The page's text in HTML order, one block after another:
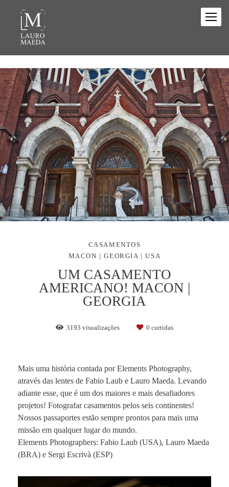
CASAMENTOS
MACON | GEORGIA | USA
UM CASAMENTO
AMERICANO! MACON |
GEORGIA
3193 visualizações 0 curtidas
Mais uma história contada por Elements Photography,
através das lentes de Fabio Laub e Lauro Maeda. Levando
adiante esse, que é um dos maiores e mais desafiadores
projetos! Fotografar casamentos pelos seis continentes!
Nossos passaportes estão sempre prontos para mais uma
missão em qualquer lugar do mundo.
Elements Photographers: Fabio Laub (USA), Lauro Maeda
(BRA) e Sergi Escrivà (ESP)